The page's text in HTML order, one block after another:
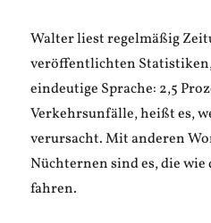
Walter liest regelmäßig
veröffentlichten
eindeutige Sprache: 2,5
Verkehrsunfälle, heißt es,
verursacht. Mit anderen
Nüchternen sind es, die
fahren.